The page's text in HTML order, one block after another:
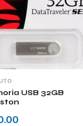
USB 32GB